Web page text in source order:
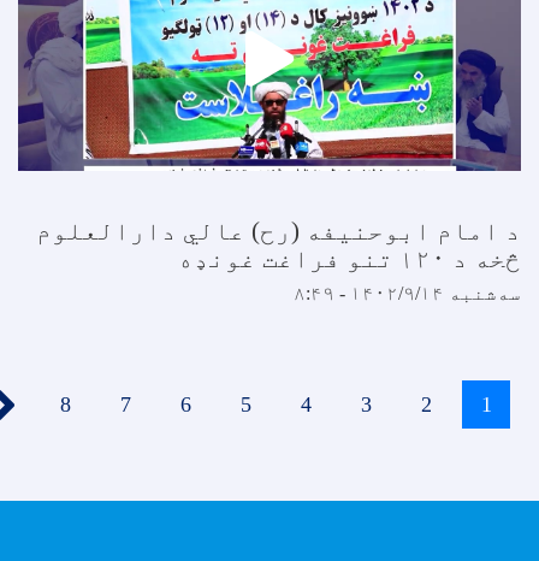
د امام ابوحنیفه (رح) عالي دارالعلوم
څخه د ۱۲۰ تنو فراغت غونډه
سه‌شنبه ۱۴۰۲/۹/۱۴ - ۸:۴۹
اوسنی
پاڼه پاڼه پاڼه پاڼه پاڼه پاڼه پاڼه
››